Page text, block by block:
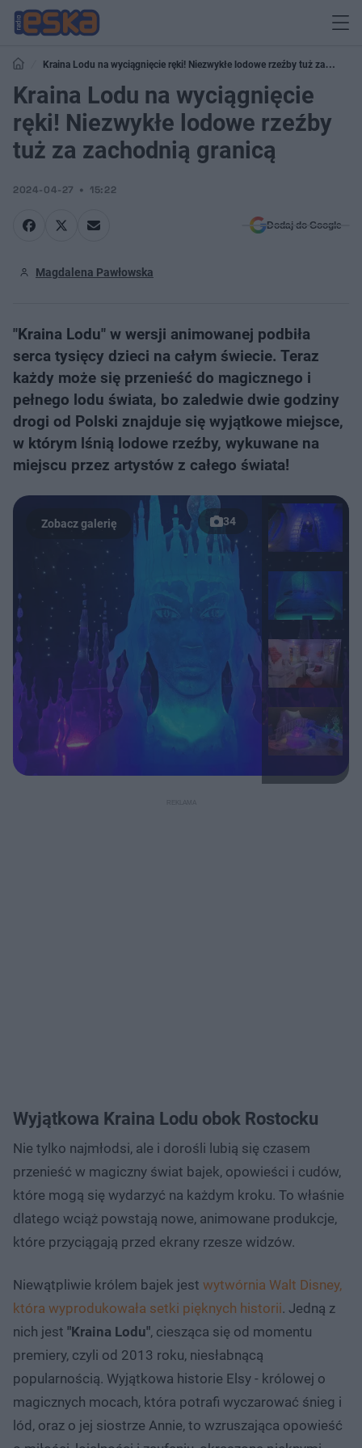
Kraina Lodu na wyciągnięcie ręki! Niezwykłe lodowe rzeźby tuż za
zachodnią granicą
Kraina Lodu na wyciągnięcie
ręki! Niezwykłe lodowe rzeźby
tuż za zachodnią granicą
2024-04-27 15:22
Dodaj do Google
Magdalena Pawłowska
"Kraina Lodu" w wersji animowanej podbiła
serca tysięcy dzieci na całym świecie. Teraz
każdy może się przenieść do magicznego i
pełnego lodu świata, bo zaledwie dwie godziny
drogi od Polski znajduje się wyjątkowe miejsce,
w którym lśnią lodowe rzeźby, wykuwane na
miejscu przez artystów z całego świata!
34
Wyjątkowa Kraina Lodu obok Rostocku
Nie tylko najmłodsi, ale i dorośli lubią się czasem
przenieść w magiczny świat bajek, opowieści i cudów,
które mogą się wydarzyć na każdym kroku. To właśnie
dlatego wciąż powstają nowe, animowane produkcje,
które przyciągają przed ekrany rzesze widzów.
Niewątpliwie królem bajek jest wytwórnia Walt Disney,
która wyprodukowała setki pięknych historii. Jedną z
nich jest "Kraina Lodu", ciesząca się od momentu
premiery, czyli od 2013 roku, niesłabnącą
popularnością. Wyjątkowa historie Elsy - królowej o
magicznych mocach, która potrafi wyczarować śnieg i
lód, oraz o jej siostrze Annie, to wzruszająca opowieść